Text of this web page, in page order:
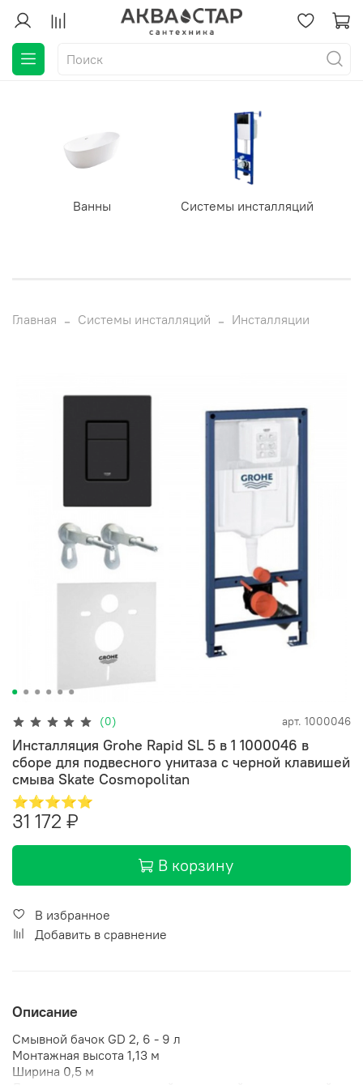
Ванны Системы инсталляций
Главная Системы инсталляций Инсталляции
(0) арт. 1000046
Инсталляция Grohe Rapid SL 5 в 1 1000046 в
сборе для подвесного унитаза с черной клавишей
смыва Skate Cosmopolitan
⭐⭐⭐⭐⭐
31 172 ₽
В корзину
В избранное
Добавить в сравнение
Описание
Смывной бачок GD 2, 6 - 9 л
Монтажная высота 1,13 м
Ширина 0,5 м